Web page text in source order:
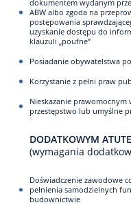
dokumentem wydanym
ABW albo zgoda na
postępowania
uzyskanie dostępu do
klauzuli „poufne”
Posiadanie obywatelstwa
Korzystanie z pełni praw
Nieskazanie prawomocnym
przestępstwo lub umyślne
DODATKOWYM
(wymagania
Doświadczenie zawodowe
pełnienia samodzielnych
budownictwie